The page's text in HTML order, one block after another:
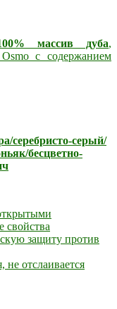
массив дуба,
с содержанием
серебристо-серый/
бесцветно-
свойства
защиту против
не отслаивается